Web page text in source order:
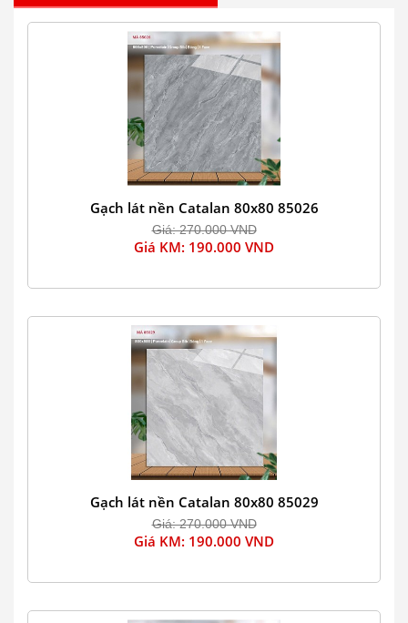
Gạch lát nền Catalan 80x80 85026
Giá: 270.000 VND
Giá KM: 190.000 VND
Gạch lát nền Catalan 80x80 85029
Giá: 270.000 VND
Giá KM: 190.000 VND